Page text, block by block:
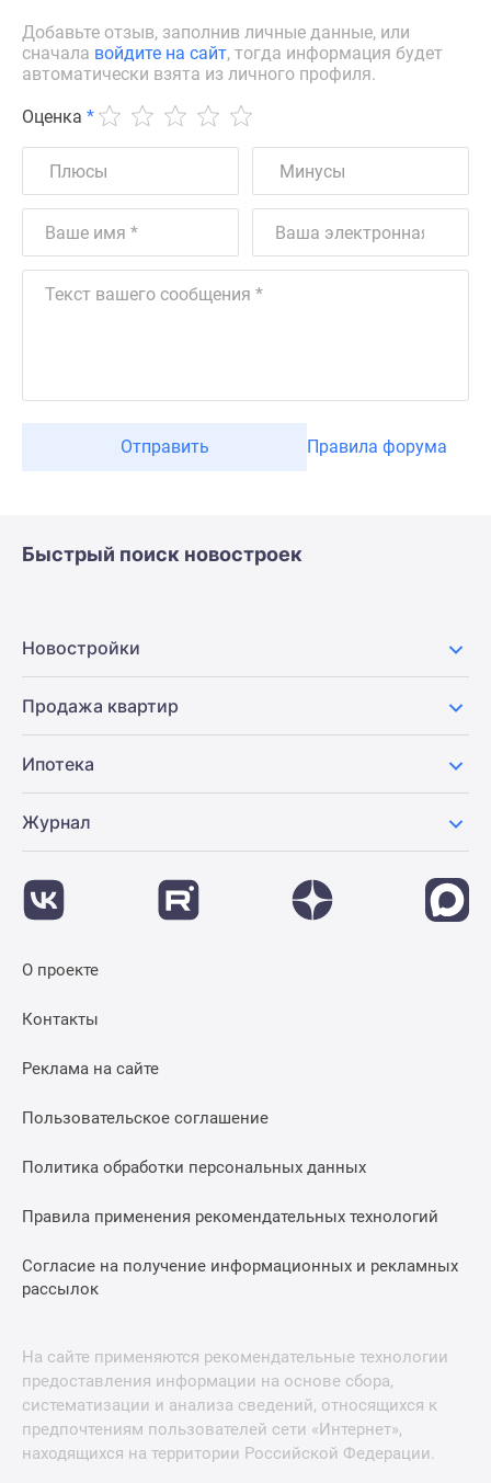
Добавьте отзыв, заполнив личные данные, или
сначала войдите на сайт, тогда информация будет
автоматически взята из личного профиля.
Оценка *
Отправить Правила форума
Быстрый поиск новостроек
Новостройки
Продажа квартир
Ипотека
Журнал
О проекте
Контакты
Реклама на сайте
Пользовательское соглашение
Политика обработки персональных данных
Правила применения рекомендательных технологий
Согласие на получение информационных и рекламных
рассылок
На сайте применяются рекомендательные технологии
предоставления информации на основе сбора,
систематизации и анализа сведений, относящихся к
предпочтениям пользователей сети «Интернет»,
находящихся на территории Российской Федерации.